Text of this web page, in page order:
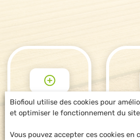
POUR ALLER
PLUS LOIN
Biofioul utilise des cookies pour
et optimiser le fonctionnement du
Vous pouvez accepter ces cookies en